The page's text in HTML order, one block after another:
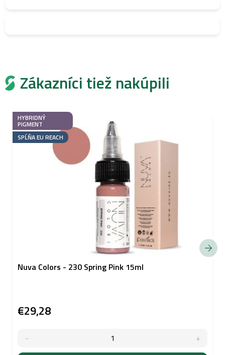
Zákazníci tiež nakúpili
HYBRIDNÝ
PIGMENT
SPĹŇA EU REACH
Nuva Colors - 230 Spring Pink 15ml
€29,28